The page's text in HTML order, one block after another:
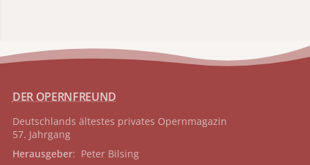
DER OPERNFREUND
Deutschlands ältestes privates Opernmagazin
57. Jahrgang
Herausgeber: Peter Bilsing